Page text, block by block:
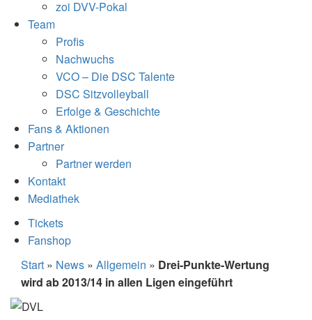
zoi DVV-Pokal
Team
Profis
Nachwuchs
VCO – Die DSC Talente
DSC Sitzvolleyball
Erfolge & Geschichte
Fans & Aktionen
Partner
Partner werden
Kontakt
Mediathek
Tickets
Fanshop
Start » News » Allgemein » Drei-Punkte-Wertung
wird ab 2013/14 in allen Ligen eingeführt